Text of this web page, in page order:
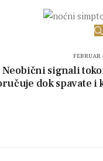
Neobični signali
dok spavate i